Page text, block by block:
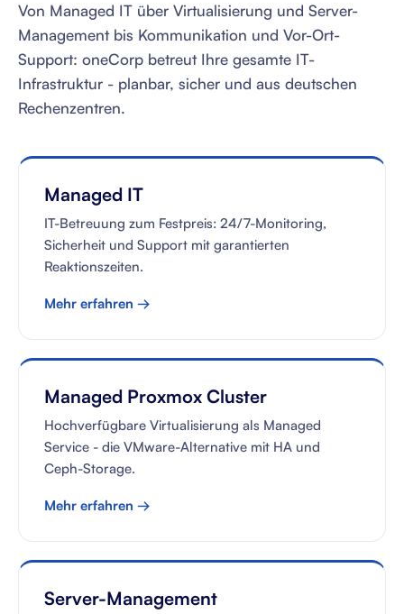
Von Managed IT über Virtualisierung und Server-
Management bis Kommunikation und Vor-Ort-
Support: oneCorp betreut Ihre gesamte IT-
Infrastruktur - planbar, sicher und aus deutschen
Rechenzentren.
Managed IT
IT-Betreuung zum Festpreis: 24/7-Monitoring,
Sicherheit und Support mit garantierten
Reaktionszeiten.
Mehr erfahren →
Managed Proxmox Cluster
Hochverfügbare Virtualisierung als Managed
Service - die VMware-Alternative mit HA und
Ceph-Storage.
Mehr erfahren →
Server-Management